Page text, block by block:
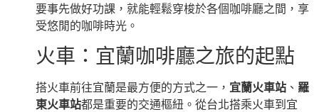
要事先做好功課，就能輕鬆穿梭於各個咖啡廳之間，享
受悠閒的咖啡時光。
火車：宜蘭咖啡廳之旅的起點
搭火車前往宜蘭是最方便的方式之一， 宜蘭火車站 、 羅
東火車站都是重要的交通樞紐。從台北搭乘火車到宜